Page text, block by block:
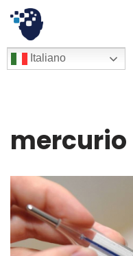
Vai
al
English
Français
Italiano
mercurio